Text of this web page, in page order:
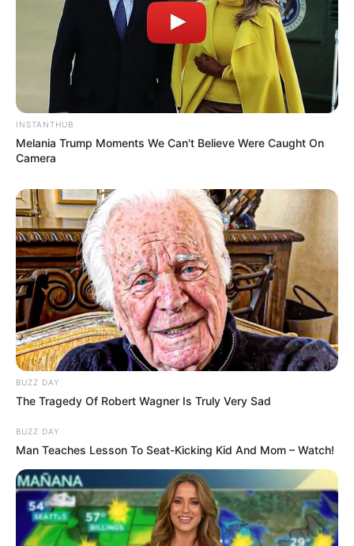
(foto: pinterest)
4. Tak perlu aksesoris, tone terang dan gelap
memberikan nuansa berbeba dipadukan dengan
atasan dan high heels putih
INSTANTHUB
Melania Trump Moments We Can't Believe Were Caught On
Camera
BUZZ DAY
The Tragedy Of Robert Wagner Is Truly Very Sad
BUZZ DAY
Man Teaches Lesson To Seat-Kicking Kid And Mom – Watch!